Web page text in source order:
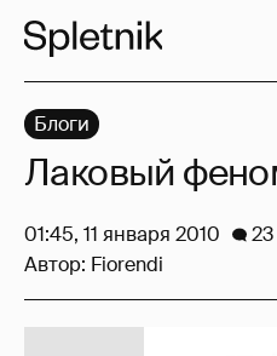
Блоги
Лаковый
01:45, 11 января 2010
23
Автор: Fiorendi